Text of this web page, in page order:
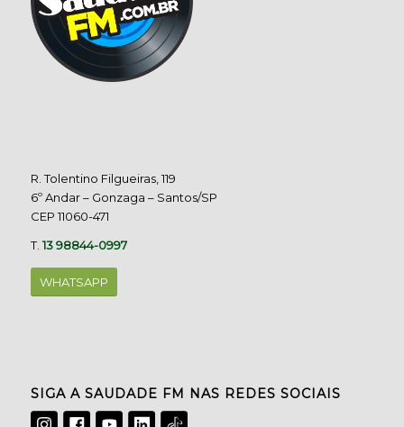
R. Tolentino Filgueiras, 119
6º Andar – Gonzaga – Santos/SP
CEP 11060-471
T.13 98844-0997
WHATSAPP
SIGA A SAUDADE FM NAS REDES SOCIAIS